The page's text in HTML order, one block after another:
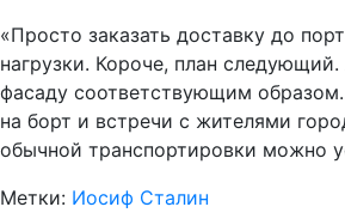
«Просто заказать доставку до
нагрузки. Короче, план
фасаду соответствующим
на борт и встречи с жителями
обычной транспортировки можно
Метки: Иосиф Сталин